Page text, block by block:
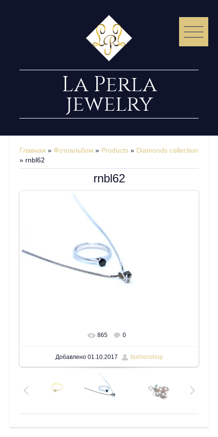
La Perla
jewelry
Главная » Фотоальбом » Products » Diamonds collection
» rnbl62
rnbl62
В реальном размере 1600x1200
865 0
Добавлено01.10.2017 fashionshop